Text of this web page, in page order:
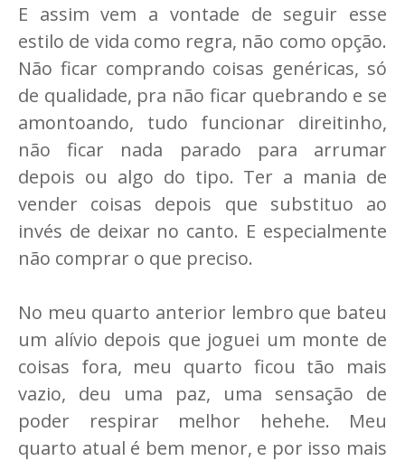
E assim vem a vontade de seguir esse
estilo de vida como regra, não como opção.
Não ficar comprando coisas genéricas, só
de qualidade, pra não ficar quebrando e se
amontoando, tudo funcionar direitinho,
não ficar nada parado para arrumar
depois ou algo do tipo. Ter a mania de
vender coisas depois que substituo ao
invés de deixar no canto. E especialmente
não comprar o que preciso.
No meu quarto anterior lembro que bateu
um alívio depois que joguei um monte de
coisas fora, meu quarto ficou tão mais
vazio, deu uma paz, uma sensação de
poder respirar melhor hehehe. Meu
quarto atual é bem menor, e por isso mais